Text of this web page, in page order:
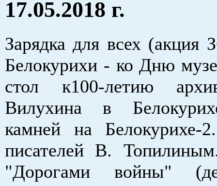
17.05.2018 г.
Зарядка для всех
Белокурихи - ко Дню
стол к100-летию
Вилухина в
камней на Белокурихе-
писателей В.
"Дорогами войны"